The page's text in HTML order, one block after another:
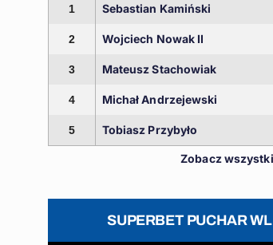
1 Sebastian Kamiński
2 Wojciech Nowak II
3 Mateusz Stachowiak
4 Michał Andrzejewski
5 Tobiasz Przybyło
Zobacz
SUPERBET PUCHAR